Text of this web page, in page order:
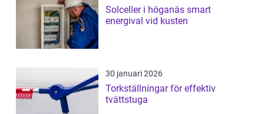
Solceller i höganäs smart
energival vid kusten
30 januari 2026
Torkställningar för effektiv
tvättstuga